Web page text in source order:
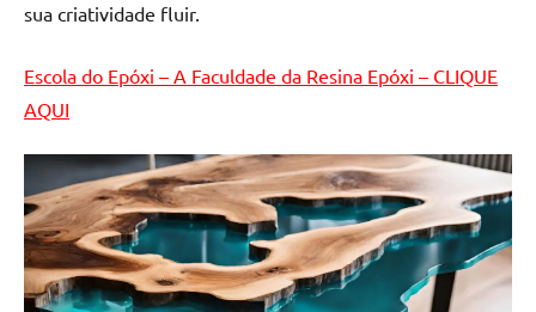
tampinhas
sua criatividade fluir.
Escola do Epóxi – A Faculdade da Resina Epóxi – CLIQUE
AQUI